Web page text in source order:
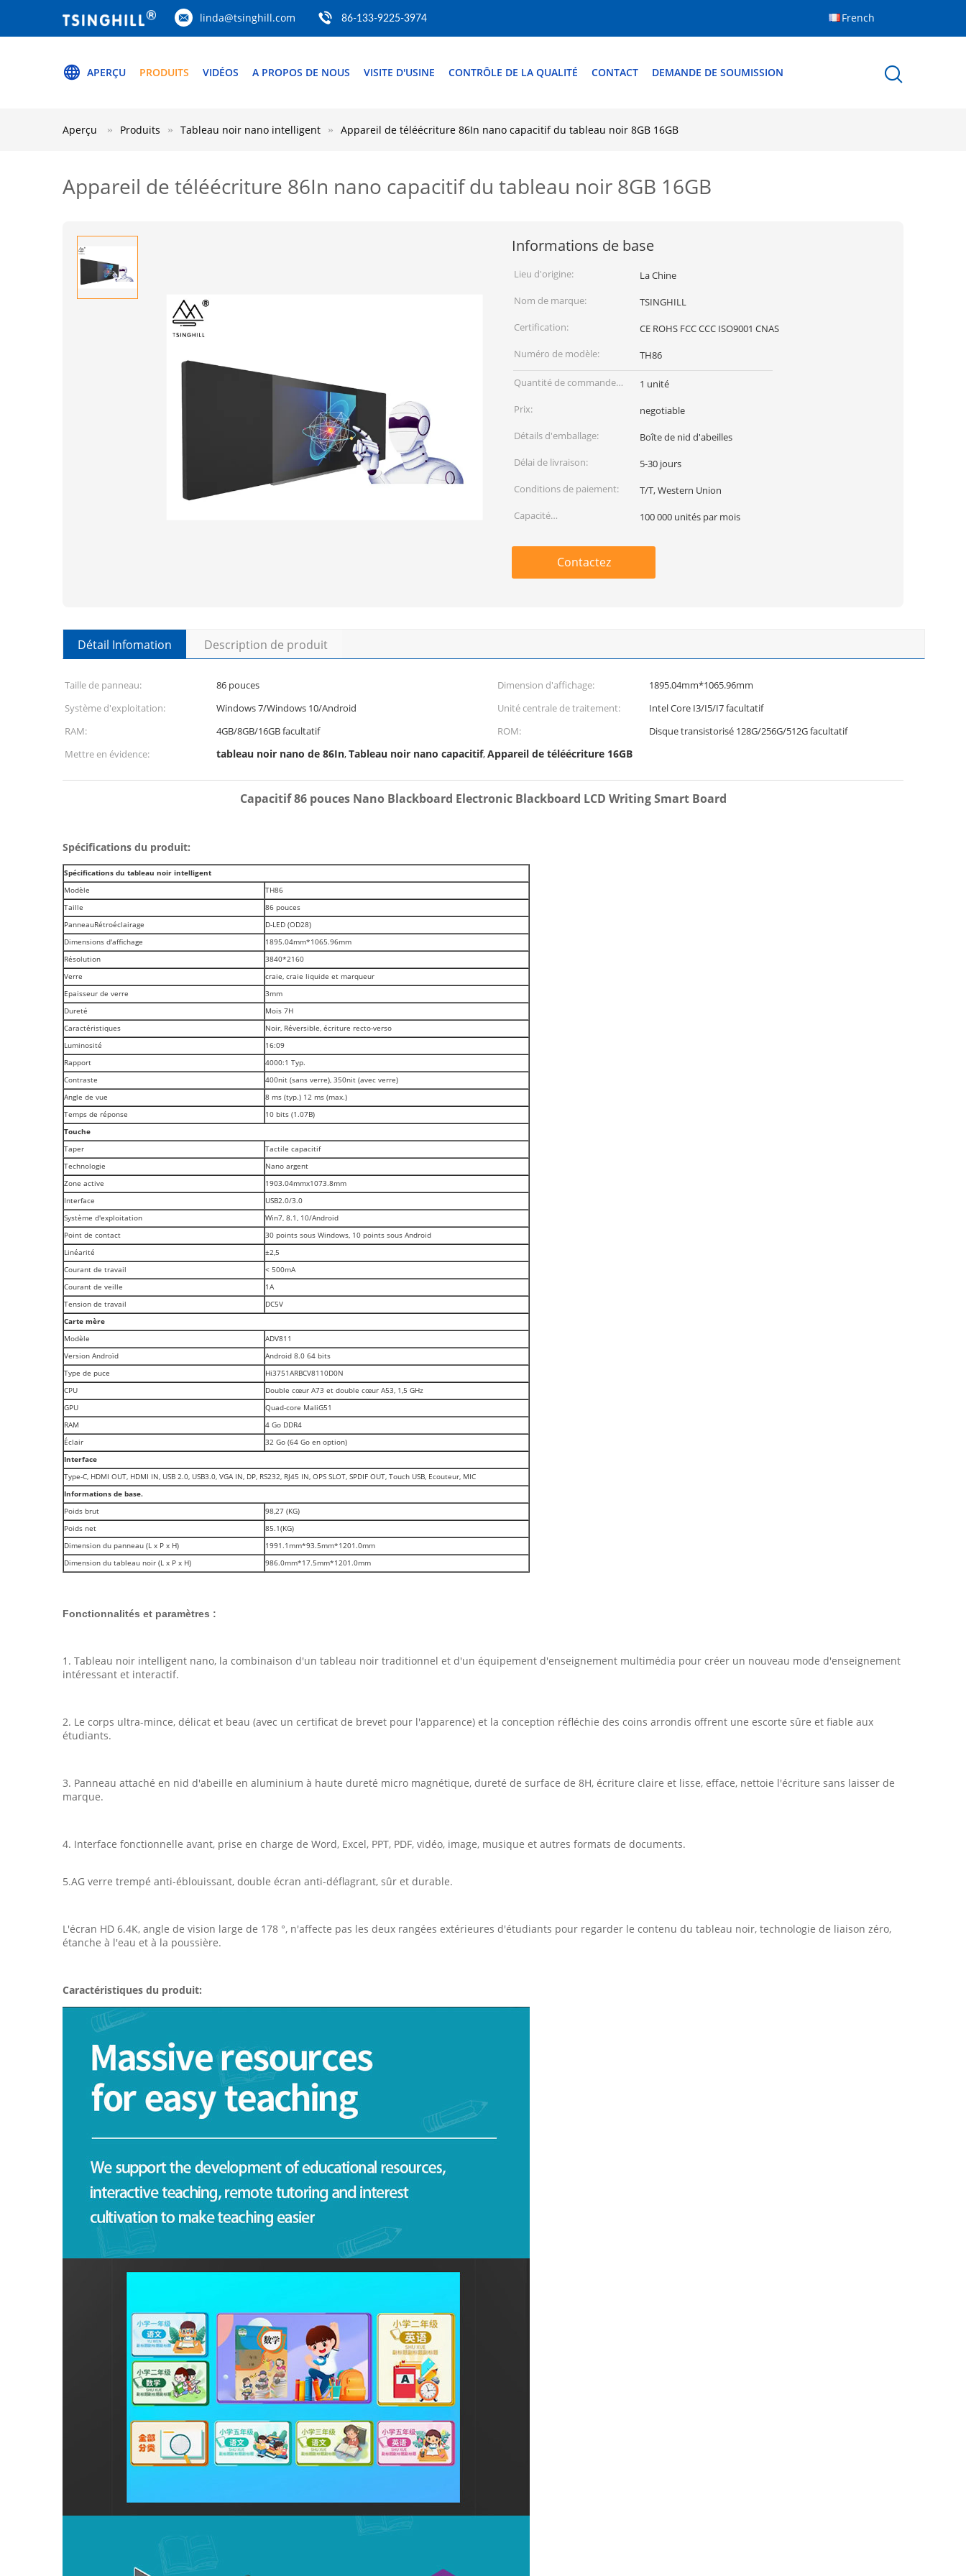
linda@tsinghill.com 86-133-9225-3974 French
APERÇU PRODUITS VIDÉOS A PROPOS DE NOUS VISITE D'USINE CONTRÔLE DE LA QUALITÉ CONTACT DEMANDE DE SOUMISSION
Aperçu Produits Tableau noir nano intelligent Appareil de téléécriture 86In nano capacitif du tableau noir 8GB 16GB
Appareil de téléécriture 86In nano capacitif du tableau noir 8GB 16GB
Informations de base
Lieu d'origine:
La Chine
Nom de marque:
TSINGHILL
Certification:
CE ROHS FCC CCC ISO9001 CNAS
Numéro de modèle:
TH86
Quantité de commande
min:
1 unité
Prix:
negotiable
Détails d'emballage:
Boîte de nid d'abeilles
Délai de livraison:
5-30 jours
Conditions de paiement:
T/T, Western Union
Capacité
100 000 unités par mois
Contactez
Détail Infomation Description de produit
Taille de panneau: 86 pouces Dimension d'affichage:
1895.04mm*1065.96mm
Système d'exploitation:
Windows 7/Windows 10/Android Unité centrale de traitement:
Intel Core I3/I5/I7 facultatif
RAM:
4GB/8GB/16GB facultatif ROM:
Disque transistorisé 128G/256G/512G facultatif
Mettre en évidence:
tableau noir nano de 86In,Tableau noir nano capacitif,Appareil de téléécriture 16GB
Capacitif 86 pouces Nano Blackboard Electronic Blackboard LCD Writing Smart Board
Spécifications du produit:
Spécifications du tableau noir intelligent
Modèle
TH86
Taille
86 pouces
PanneauRétroéclairage
D-LED (OD28)
Dimensions d'affichage
1895.04mm*1065.96mm
Résolution
3840*2160
Verre
craie, craie liquide et marqueur
Epaisseur de verre
3mm
Dureté
Mois 7H
Caractéristiques
Noir, Réversible, écriture recto-verso
Luminosité
16:09
Rapport
4000:1 Typ.
Contraste
400nit (sans verre), 350nit (avec verre)
Angle de vue
8 ms (typ.) 12 ms (max.)
Temps de réponse
10 bits (1.07B)
Touche
Taper
Tactile capacitif
Technologie
Nano argent
Zone active
1903.04mmx1073.8mm
Interface
USB2.0/3.0
Système d'exploitation
Win7, 8.1, 10/Android
Point de contact
30 points sous Windows, 10 points sous Android
Linéarité
±2,5
Courant de travail
< 500mA
Courant de veille
1A
Tension de travail
DC5V
Carte mère
Modèle
ADV811
Version Androïd
Android 8.0 64 bits
Type de puce
Hi3751ARBCV8110D0N
CPU
Double cœur A73 et double cœur A53, 1,5 GHz
GPU
Quad-core MaliG51
RAM
4 Go DDR4
Éclair
32 Go (64 Go en option)
Interface
Type-C, HDMI OUT, HDMI IN, USB 2.0, USB3.0, VGA IN, DP, RS232, RJ45 IN, OPS SLOT, SPDIF OUT, Touch USB, Ecouteur, MIC
Informations de base.
Poids brut
98,27 (KG)
Poids net
85.1(KG)
Dimension du panneau (L x P x H)
1991.1mm*93.5mm*1201.0mm
Dimension du tableau noir (L x P x H)
986.0mm*17.5mm*1201.0mm
Fonctionnalités et paramètres :
1. Tableau noir intelligent nano, la combinaison d'un tableau noir traditionnel et d'un équipement d'enseignement multimédia pour créer un nouveau mode d'enseignement
intéressant et interactif.
2. Le corps ultra-mince, délicat et beau (avec un certificat de brevet pour l'apparence) et la conception réfléchie des coins arrondis offrent une escorte sûre et fiable aux
étudiants.
3. Panneau attaché en nid d'abeille en aluminium à haute dureté micro magnétique, dureté de surface de 8H, écriture claire et lisse, efface, nettoie l'écriture sans laisser de
marque.
4. Interface fonctionnelle avant, prise en charge de Word, Excel, PPT, PDF, vidéo, image, musique et autres formats de documents.
5.AG verre trempé anti-éblouissant, double écran anti-déflagrant, sûr et durable.
L'écran HD 6.4K, angle de vision large de 178 °, n'affecte pas les deux rangées extérieures d'étudiants pour regarder le contenu du tableau noir, technologie de liaison zéro,
étanche à l'eau et à la poussière.
Caractéristiques du produit: